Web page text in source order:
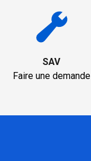
SAV
Faire une demande